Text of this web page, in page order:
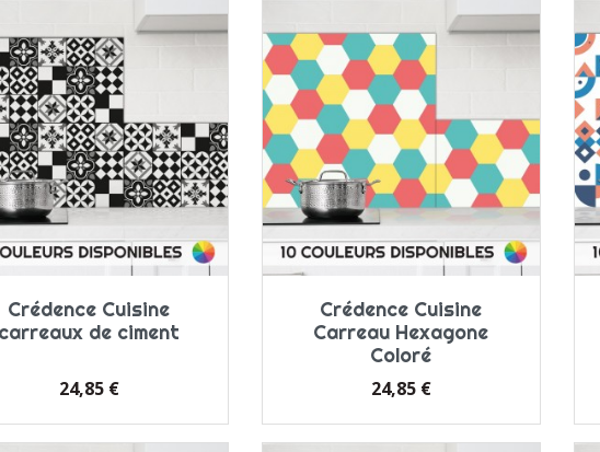
Crédence Cuisine
de ciment
Prix
24,85 €
Crédence Cuisine
Carreau Hexagone
Coloré
Prix
24,85 €